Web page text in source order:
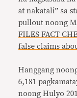
at nakatali” sa
pullout noong
FILES FACT
false claims
Hanggang
6,181
noong Hulyo